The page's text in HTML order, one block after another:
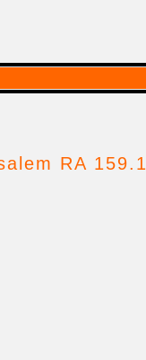
RA 159.1